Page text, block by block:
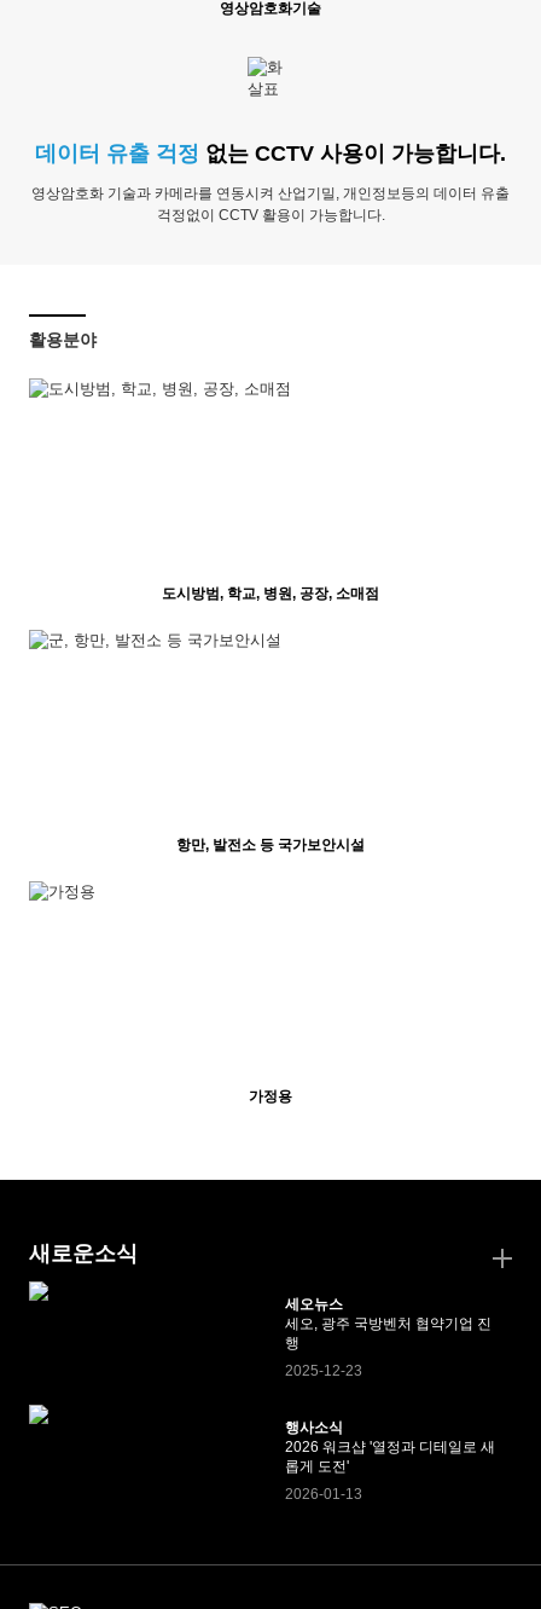
영상암호화기술
데이터 유출 걱정 없는 CCTV 사용이 가능합니다.
영상암호화 기술과 카메라를 연동시켜 산업기밀, 개인정보등의 데이터 유출
걱정없이 CCTV 활용이 가능합니다.
활용분야
도시방범, 학교, 병원, 공장, 소매점
항만, 발전소 등 국가보안시설
가정용
새로운소식
세오뉴스
세오, 광주 국방벤처 협약기업 진
행
2025-12-23
행사소식
2026 워크샵 '열정과 디테일로 새
롭게 도전'
2026-01-13